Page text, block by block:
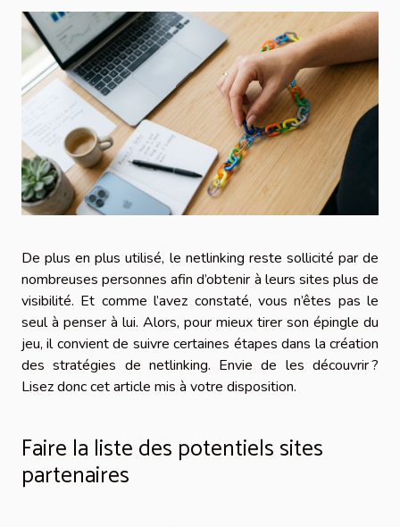
De plus en plus utilisé, le netlinking reste sollicité par de
nombreuses personnes afin d’obtenir à leurs sites plus de
visibilité. Et comme l’avez constaté, vous n’êtes pas le
seul à penser à lui. Alors, pour mieux tirer son épingle du
jeu, il convient de suivre certaines étapes dans la création
des stratégies de netlinking. Envie de les découvrir ?
Lisez donc cet article mis à votre disposition.
Faire la liste des potentiels sites
partenaires